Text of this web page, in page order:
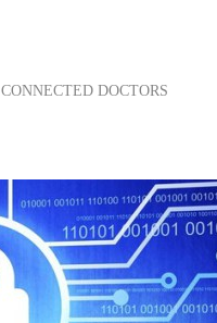
CONNECTED DOCTORS